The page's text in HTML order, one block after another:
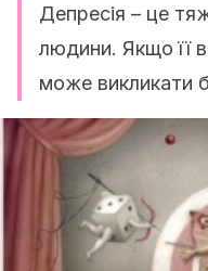
Депресія – це
людини. Якщо її
може викликати